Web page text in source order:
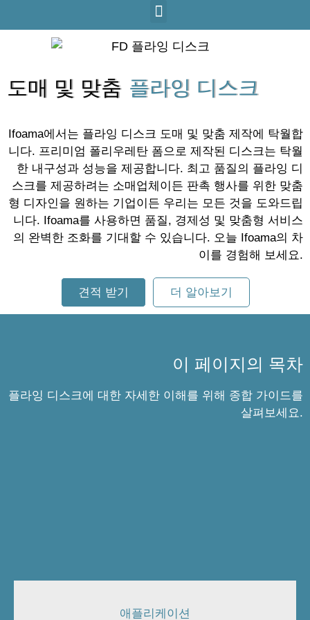
도매 및 맞춤 플라잉 디스크
Ifoama에서는 플라잉 디스크 도매 및 맞춤 제작에 탁월합
니다. 프리미엄 폴리우레탄 폼으로 제작된 디스크는 탁월
한 내구성과 성능을 제공합니다. 최고 품질의 플라잉 디
스크를 제공하려는 소매업체이든 판촉 행사를 위한 맞춤
형 디자인을 원하는 기업이든 우리는 모든 것을 도와드립
니다. Ifoama를 사용하면 품질, 경제성 및 맞춤형 서비스
의 완벽한 조화를 기대할 수 있습니다. 오늘 Ifoama의 차
이를 경험해 보세요.
견적 받기 더 알아보기
이 페이지의 목차
플라잉 디스크에 대한 자세한 이해를 위해 종합 가이드를
살펴보세요.
애플리케이션